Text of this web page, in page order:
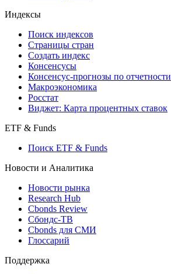
Индексы
Поиск индексов
Страницы стран
Создать индекс
Консенсусы
Консенсус-прогнозы по отчетности
Макроэкономика
Росстат
Виджет: Карта процентных ставок
ETF & Funds
Поиск ETF & Funds
Новости и Аналитика
Новости рынка
Research Hub
Cbonds Review
Сбондс-ТВ
Cbonds для СМИ
Глоссарий
Поддержка